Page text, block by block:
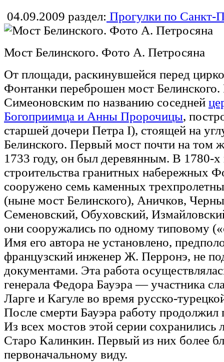
04.09.2009 раздел: Прогулки по Санкт-
Мост Белинского. Фото А. Петросяна
От площади, раскинувшейся перед
Фонтанки переброшен мост
Симеоновским по названию соседней
Богоприимца и Анны Пророчицы,
старшей дочери Петра I), стоящей на
Белинского. Первый мост почти на том
1733 году, он был деревянным. В 1780-х
строительства гранитных набережных
сооружено семь каменных
(ныне мост Белинского), Аничков,
Семеновский, Обуховский,
они сооружались по одному типовому
Имя его автора не установлено,
французский инженер Ж. Перронэ, не
документами. Эта работа
генерала Федора Бауэра — участника
Ларге и Кагуле во время русско-
После смерти Бауэра работу
Из всех мостов этой серии
Старо Калинкин. Первый из них более
первоначальному виду.